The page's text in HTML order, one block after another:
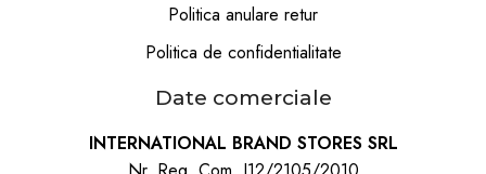
Politica anulare retur
Politica de confidentialitate
Date comerciale
INTERNATIONAL BRAND STORES SRL